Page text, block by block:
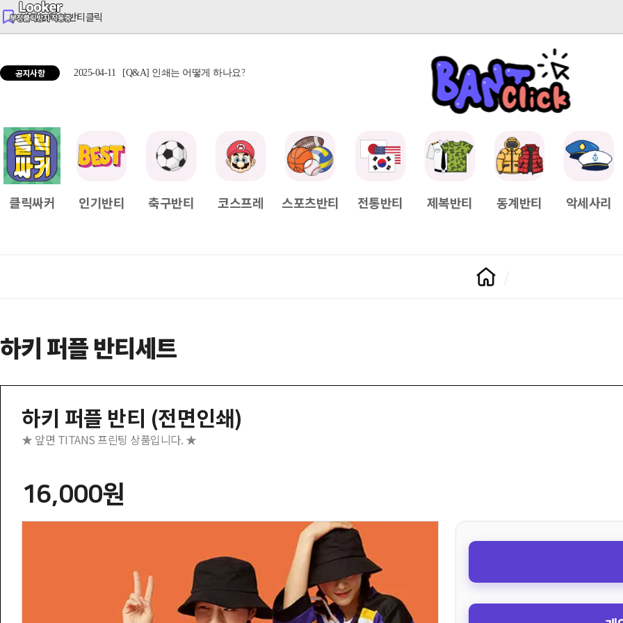
반티는 역시 반티클릭
공지사항 2025-04-11 [Q&A] 인쇄는 어떻게 하나요? [Q&A] 배송일정이 궁금하면? 2025-04-11 [Q&A] 나눠서
클릭싸커 인기반티 축구반티 코스프레 스포츠반티 전통반티 제복반티 동계반티 악세사리
하키 퍼플 반티세트
하키 퍼플 반티 (전면인쇄)
★ 앞면 TITANS 프린팅 상품입니다. ★
16,000원